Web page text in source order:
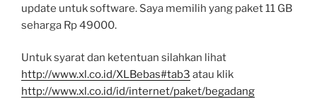
update untuk software. Saya memilih yang paket 11 GB
seharga Rp 49000.
Untuk syarat dan ketentuan silahkan lihat
http://www.xl.co.id/XLBebas#tab3 atau klik
http://www.xl.co.id/id/internet/paket/begadang